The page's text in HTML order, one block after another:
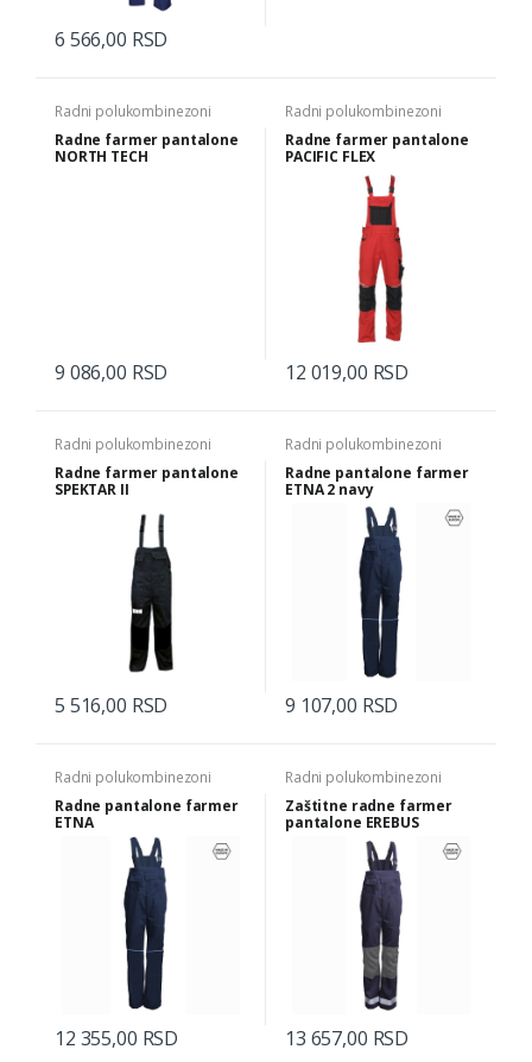
6 566,00 RSD
Radni polukombinezoni
Radne farmer pantalone
NORTH TECH
9 086,00 RSD
Radni polukombinezoni
Radne farmer pantalone
PACIFIC FLEX
12 019,00 RSD
Radni polukombinezoni
Radne farmer pantalone
SPEKTAR II
5 516,00 RSD
Radni polukombinezoni
Radne pantalone farmer
ETNA 2 navy
9 107,00 RSD
Radni polukombinezoni
Radne pantalone farmer
ETNA
12 355,00 RSD
Radni polukombinezoni
Zaštitne radne farmer
pantalone EREBUS
13 657,00 RSD